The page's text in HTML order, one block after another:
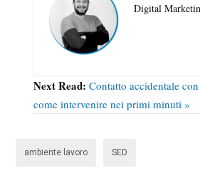
Digital
Next Read: Contatto accidentale
come intervenire nei primi minuti »
ambiente lavoro SED